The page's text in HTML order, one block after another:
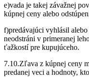
e)vada je takej závažnej
kúpnej ceny alebo
f)predávajúci vyhlásil
neodstráni v primeranej
ťažkostí pre kupujúceho.
7.10.Zľava z kúpnej ceny
predanej veci a hodnoty,